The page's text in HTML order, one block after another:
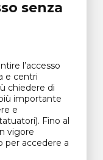
senza
l’accesso
e centri
chiedere di
importante
e
Fino al
vigore
per accedere a